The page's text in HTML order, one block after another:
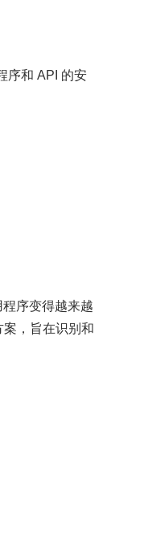
序和 API 的安
序变得越来越
，旨在识别和